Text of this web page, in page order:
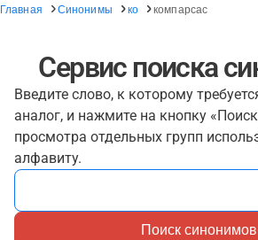
Главная Синонимы ко компарсас
Сервис поиска
Введите слово, к которому
аналог, и нажмите на кнопку
просмотра отдельных групп
алфавиту.
Поиск синонимов